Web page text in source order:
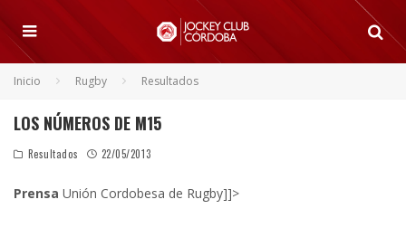
Inicio Rugby Resultados
LOS NÚMEROS DE M15
Resultados 22/05/2013
Prensa Unión Cordobesa de Rugby]]>